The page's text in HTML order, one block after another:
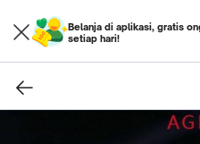
Belanja di aplikasi, gratis
setiap hari!